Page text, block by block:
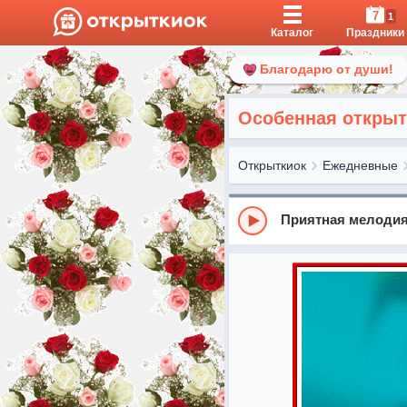
Каталог
7 1
Праздники
Благодарю от души!
Особенная
Открыткиок Ежедневные
Приятная